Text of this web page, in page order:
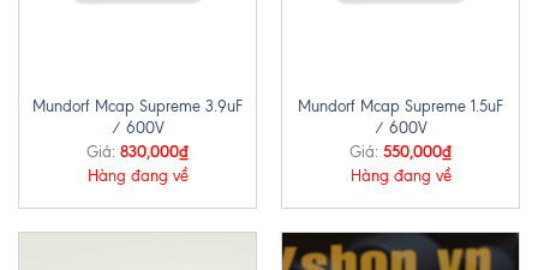
Mundorf Mcap Supreme 3.9uF
/ 600V
Giá: 830,000₫
Hàng đang về
Mundorf Mcap Supreme 1.5uF
/ 600V
Giá: 550,000₫
Hàng đang về